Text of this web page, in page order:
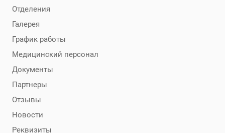
Отделения
Галерея
График работы
Медицинский персонал
Документы
Партнеры
Отзывы
Новости
Реквизиты